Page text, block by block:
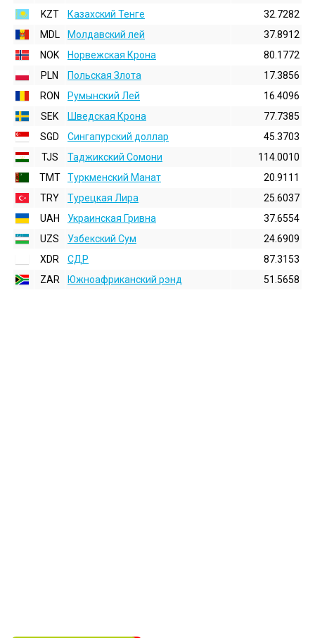
KZT
Казахский Тенге
32.7282
MDL
Молдавский лей
37.8912
NOK
Норвежская Крона
80.1772
PLN
Польская Злота
17.3856
RON
Румынский Лей
16.4096
SEK
Шведская Крона
77.7385
SGD
Сингапурский доллар
45.3703
TJS
Таджикский Сомони
114.0010
TMT
Туркменский Манат
20.9111
TRY
Турецкая Лира
25.6037
UAH
Украинская Гривна
37.6554
UZS
Узбекский Сум
24.6909
XDR
СДР
87.3153
ZAR
Южноафриканский рэнд 51.5658